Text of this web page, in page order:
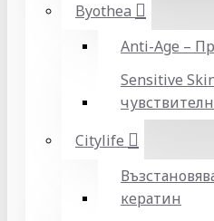
Byothea
Anti-Age –
Sensitive
Citylife
кератин